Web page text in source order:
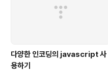
다양한 인코딩의 javascript 사
용하기